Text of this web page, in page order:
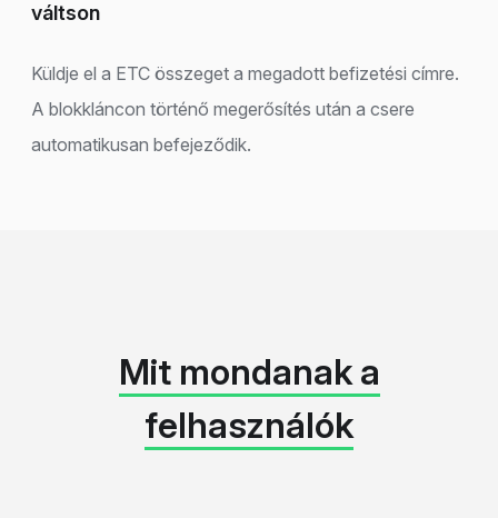
váltson
Küldje el a ETC összeget a megadott befizetési címre.
A blokkláncon történő megerősítés után a csere
automatikusan befejeződik.
Mit mondanak a
felhasználók